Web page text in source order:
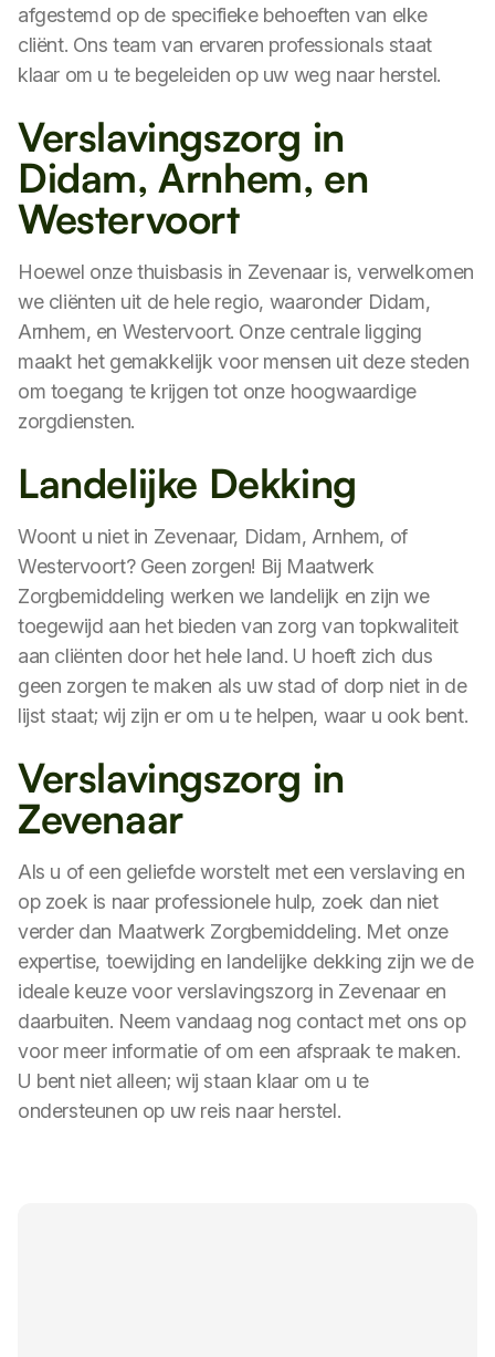
afgestemd op de specifieke behoeften van elke
cliënt. Ons team van ervaren professionals staat
klaar om u te begeleiden op uw weg naar herstel.
Verslavingszorg in
Didam, Arnhem, en
Westervoort
Hoewel onze thuisbasis in Zevenaar is, verwelkomen
we cliënten uit de hele regio, waaronder Didam,
Arnhem, en Westervoort. Onze centrale ligging
maakt het gemakkelijk voor mensen uit deze steden
om toegang te krijgen tot onze hoogwaardige
zorgdiensten.
Landelijke Dekking
Woont u niet in Zevenaar, Didam, Arnhem, of
Westervoort? Geen zorgen! Bij Maatwerk
Zorgbemiddeling werken we landelijk en zijn we
toegewijd aan het bieden van zorg van topkwaliteit
aan cliënten door het hele land. U hoeft zich dus
geen zorgen te maken als uw stad of dorp niet in de
lijst staat; wij zijn er om u te helpen, waar u ook bent.
Verslavingszorg in
Zevenaar
Als u of een geliefde worstelt met een verslaving en
op zoek is naar professionele hulp, zoek dan niet
verder dan Maatwerk Zorgbemiddeling. Met onze
expertise, toewijding en landelijke dekking zijn we de
ideale keuze voor verslavingszorg in Zevenaar en
daarbuiten. Neem vandaag nog contact met ons op
voor meer informatie of om een afspraak te maken.
U bent niet alleen; wij staan klaar om u te
ondersteunen op uw reis naar herstel.